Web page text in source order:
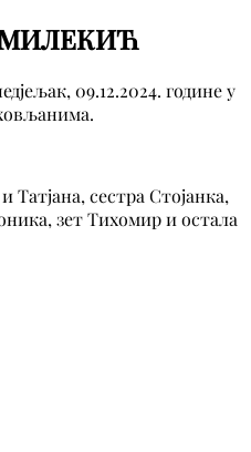
МИЛЕКИЋ
09.12.2024. године у
сестра Стојанка,
зет Тихомир и остала